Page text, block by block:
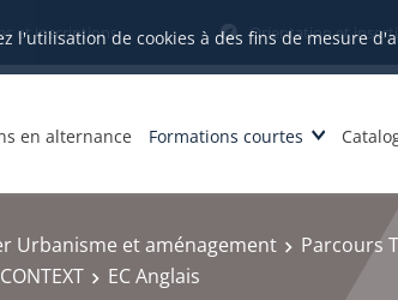
l'utilisation de cookies à des fins de mesure
et inscriptions Orientation et
en alternance Formations courtes
Urbanisme et aménagement
Parcours
EC Anglais